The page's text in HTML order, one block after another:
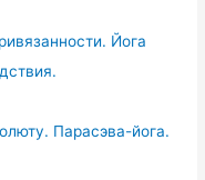
Йога
Парасэва-йога.